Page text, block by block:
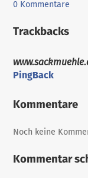
0 Kommentare
Trackbacks
PingBack
Anzeige
Inhaltes
Trackbacks
Kommentare
Noch keine
Kommentar